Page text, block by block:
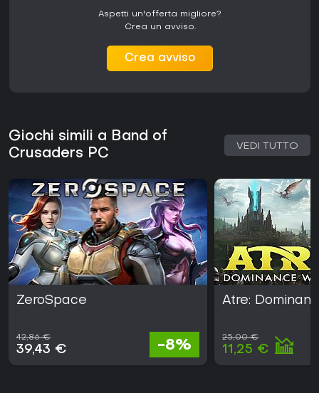
Aspetti un'offerta migliore?
Crea un avviso.
Crea avviso
Giochi simili a Band of
Crusaders PC
VEDI TUTTO
ZeroSpace
42,86 €
39,43 € -8%
Atre:
25,00 €
11,25 €